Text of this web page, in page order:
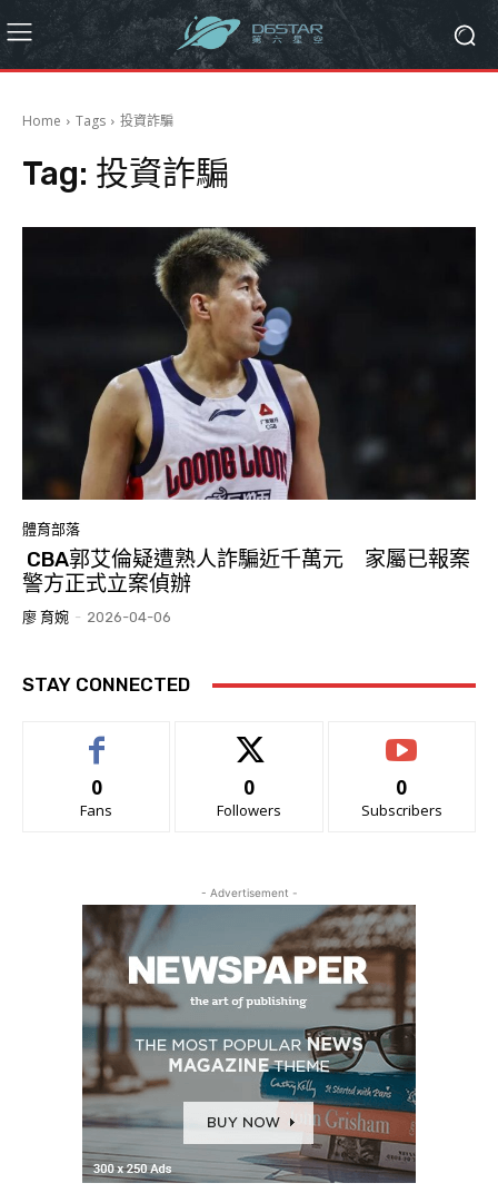
Home Tags 投資詐騙
Tag: 投資詐騙
體育部落
CBA郭艾倫疑遭熟人詐騙近千萬元 家屬已報案
警方正式立案偵辦
廖 育婉 - 2026-04-06
STAY CONNECTED
0
Fans
0
Followers
0
Subscribers
- Advertisement -